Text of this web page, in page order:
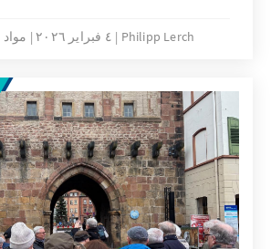
Politischen Bildung eingeladen.
Philipp Lerch ٤ فبراير ٢٠٢٦